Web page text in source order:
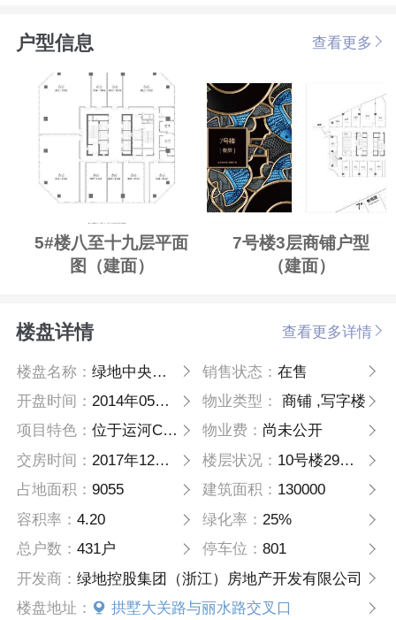
户型信息 查看更多
5#楼八至十九层平面
图（建面）
7号楼3层商铺户型
（建面）
楼盘详情 查看更多详情
楼盘名称：绿地中央广场 销售状态： 在售
开盘时间：2014年05月30日 物业类型：
商铺 ,写字楼
项目特色：位于运河CBD商务中心，区域价值得天独厚 物业费： 尚未公开
交房时间：2017年12月项目二期正式交 楼层状况： 10号楼29层、11号楼24层(3号楼17层、5号楼20层、7号楼16层)
占地面积：9055 建筑面积： 130000
容积率：4.20 绿化率： 25%
总户数：431户 停车位： 801
开发商：绿地控股集团（浙江）房地产开发有限公司
楼盘地址：
拱墅大关路与丽水路交叉口